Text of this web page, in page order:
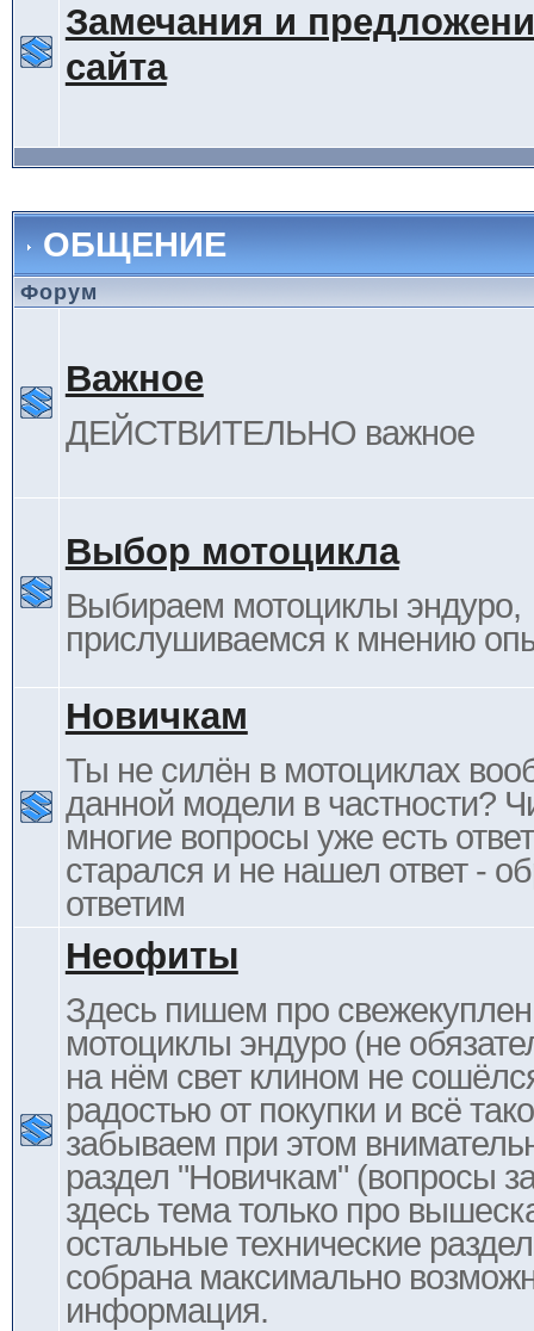
Замечания и
сайта
ОБЩЕНИЕ
Форум
Важное
ДЕЙСТВИТЕЛЬНО важное
Выбор мотоцикла
Выбираем мотоциклы эндуро,
прислушиваемся к мнению
Новичкам
Ты не силён в мотоциклах
данной модели в частности?
многие вопросы уже есть
старался и не нашел ответ -
ответим
Неофиты
Здесь пишем про
мотоциклы эндуро (не
на нём свет клином не
радостью от покупки и всё
забываем при этом
раздел "Новичкам" (вопросы
здесь тема только про
остальные технические
собрана максимально
информация.